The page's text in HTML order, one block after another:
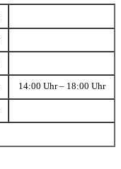
14:00 Uhr – 18:00 Uhr